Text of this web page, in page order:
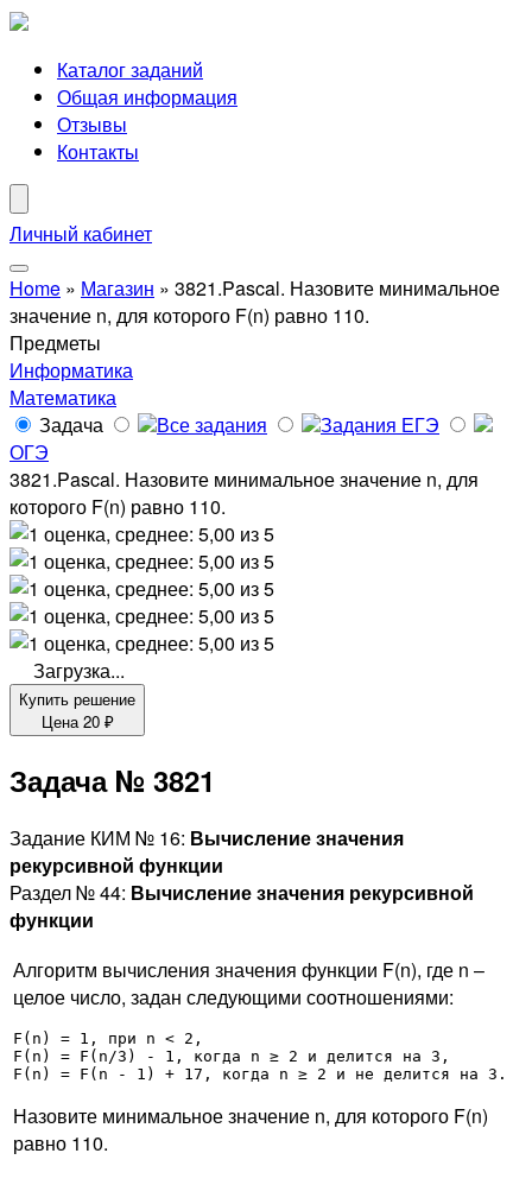
Каталог заданий
Общая информация
Отзывы
Контакты
Личный кабинет
Home » Магазин » 3821.Pascal. Назовите минимальное
значение n, для которого F(n) равно 110.
Предметы
Информатика
Математика
Задача
Все задания
Задания ЕГЭ
ОГЭ
3821.Pascal. Назовите минимальное значение n, для
которого F(n) равно 110.
Загрузка...
Купить решение
Цена20 ₽
Задача № 3821
Задание КИМ № 16: Вычисление значения
рекурсивной функции
Раздел № 44: Вычисление значения рекурсивной
функции
Алгоритм вычисления значения функции F(n), где n –
целое число, задан следующими соотношениями:
F(n) = 1, при n < 2,
F(n) = F(n/3) - 1, когда n ≥ 2 и делится на 3,
F(n) = F(n - 1) + 17, когда n ≥ 2 и не делится на 3.
Назовите минимальное значение n, для которого F(n)
равно 110.